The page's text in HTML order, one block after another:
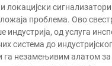
локацијски
проблема. Ово
индустрија, од услуга
система до
га незамењивим алатом